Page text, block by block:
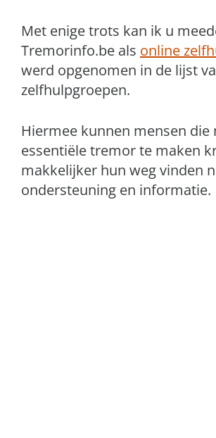
Met enige trots kan ik u
Tremorinfo.be als online
werd opgenomen in de lijst
zelfhulpgroepen.
Hiermee kunnen mensen die
essentiële tremor te maken
makkelijker hun weg vinden
ondersteuning en informatie.